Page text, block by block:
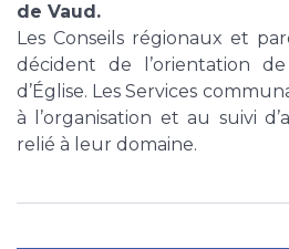
de Vaud.
Les Conseils régionaux et
décident de l’orientation
d’Église. Les Services
à l’organisation et au suivi
relié à leur domaine.